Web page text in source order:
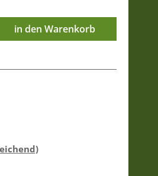
in den Warenkorb